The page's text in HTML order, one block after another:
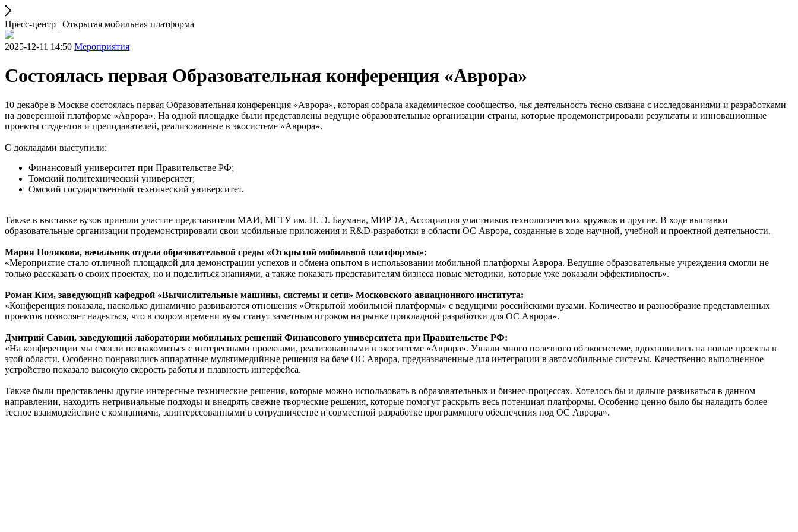
Пресс-центр | Открытая мобильная платформа
2025-12-11 14:50 Мероприятия
Состоялась первая Образовательная конференция «Аврора»
10 декабре в Москве состоялась первая Образовательная конференция «Аврора», которая собрала академическое сообщество, чья деятельность тесно связана с исследованиями и разработками
на доверенной платформе «Аврора». На одной площадке были представлены ведущие образовательные организации страны, которые продемонстрировали результаты и инновационные
проекты студентов и преподавателей, реализованные в экосистеме «Аврора».
С докладами выступили:
Финансовый университет при Правительстве РФ;
Томский политехнический университет;
Омский государственный технический университет.
Также в выставке вузов приняли участие представители МАИ, МГТУ им. Н. Э. Баумана, МИРЭА, Ассоциация участников технологических кружков и другие. В ходе выставки
образовательные организации продемонстрировали свои мобильные приложения и R&D-разработки в области ОС Аврора, созданные в ходе научной, учебной и проектной деятельности.
Мария Полякова, начальник отдела образовательной среды «Открытой мобильной платформы»:
«Мероприятие стало отличной площадкой для демонстрации успехов и обмена опытом в использовании мобильной платформы Аврора. Ведущие образовательные учреждения смогли не
только рассказать о своих проектах, но и поделиться знаниями, а также показать представителям бизнеса новые методики, которые уже доказали эффективность».
Роман Ким, заведующий кафедрой «Вычислительные машины, системы и сети» Московского авиационного института:
«Конференция показала, насколько динамично развиваются отношения «Открытой мобильной платформы» с ведущими российскими вузами. Количество и разнообразие представленных
проектов позволяет надеяться, что в скором времени вузы станут заметным игроком на рынке прикладной разработки для ОС Аврора».
Дмитрий Савин, заведующий лаборатории мобильных решений Финансового университета при Правительстве РФ:
«На конференции мы смогли познакомиться с интересными проектами, реализованными в экосистеме «Аврора». Узнали много полезного об экосистеме, вдохновились на новые проекты в
этой области. Особенно понравились аппаратные мультимедийные решения на базе ОС Аврора, предназначенные для интеграции в автомобильные системы. Качественно выполненное
устройство показало высокую скорость работы и плавность интерфейса.
Также были представлены другие интересные технические решения, которые можно использовать в образовательных и бизнес-процессах. Хотелось бы и дальше развиваться в данном
направлении, находить нетривиальные подходы и внедрять свежие творческие решения, которые помогут раскрыть весь потенциал платформы. Особенно ценно было бы наладить более
тесное взаимодействие с компаниями, заинтересованными в сотрудничестве и совместной разработке программного обеспечения под ОС Аврора».